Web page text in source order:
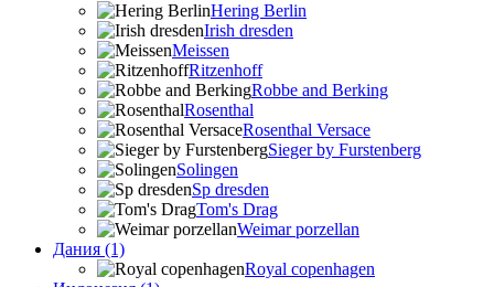
Hering Berlin
Irish dresden
Meissen
Ritzenhoff
Robbe and Berking
Rosenthal
Rosenthal Versace
Sieger by Furstenberg
Solingen
Sp dresden
Tom's Drag
Weimar porzellan
Дания (1)
Royal copenhagen